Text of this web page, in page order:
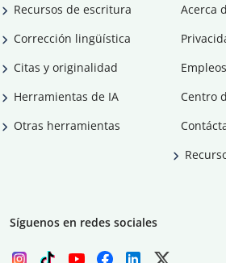
Recursos de escritura
Corrección lingüística
Citas y originalidad
Herramientas de IA
Otras herramientas
Acerca
Empleos
Centro
Síguenos en redes sociales